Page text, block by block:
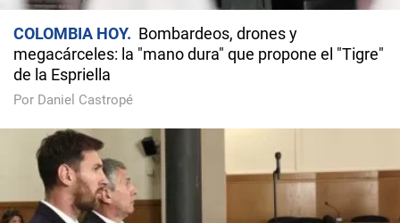
COLOMBIA HOY
Bombardeos, drones y
megacárceles: la "mano dura" que propone el "Tigre"
de la Espriella
Por Daniel Castropé